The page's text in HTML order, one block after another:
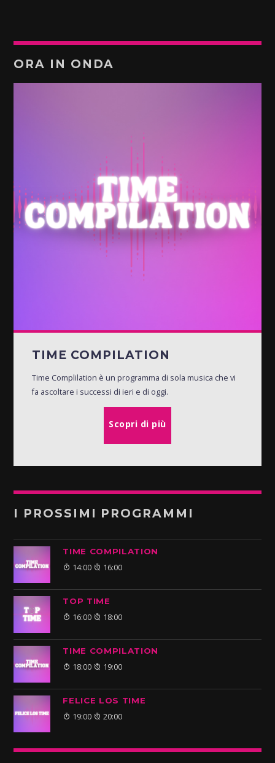
ORA IN ONDA
TIME COMPILATION
Time Complilation è un programma di sola musica che vi
fa ascoltare i successi di ieri e di oggi.
Scopri di più
I PROSSIMI PROGRAMMI
TIME COMPILATION
14:00 16:00
TOP TIME
16:00 18:00
TIME COMPILATION
18:00 19:00
FELICE LOS TIME
19:00 20:00